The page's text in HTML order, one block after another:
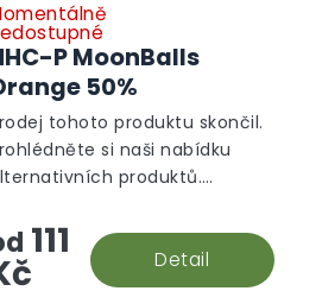
P MoonBalls
50%
111 Detail
tohoto produktu skončil.
si naši nabídku
produktů.